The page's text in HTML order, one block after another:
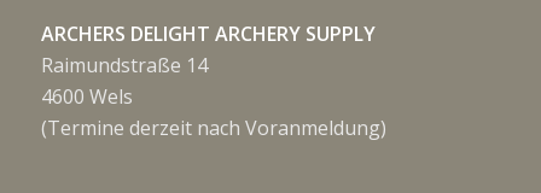
ARCHERS DELIGHT ARCHERY SUPPLY
Raimundstraße 14
4600 Wels
(Termine derzeit nach Voranmeldung)